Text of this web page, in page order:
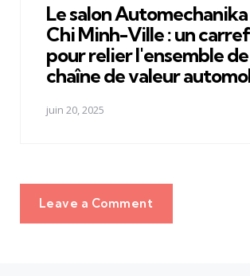
Le salon Automechanika
Chi Minh-Ville : un
pour relier l'ensemble
chaîne de valeur
juin 20, 2025
Leave a Comment